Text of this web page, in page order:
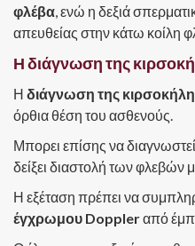
φλέβα, ενώ η δεξιά
απευθείας στην κάτω κοίλη
Η διάγνωση της
Η διάγνωση της
όρθια θέση του ασθενούς.
Μπορει επίσης να
δείξει διαστολή των φλεβών
Η εξέταση πρέπει να
έγχρωμου Dopplerαπό